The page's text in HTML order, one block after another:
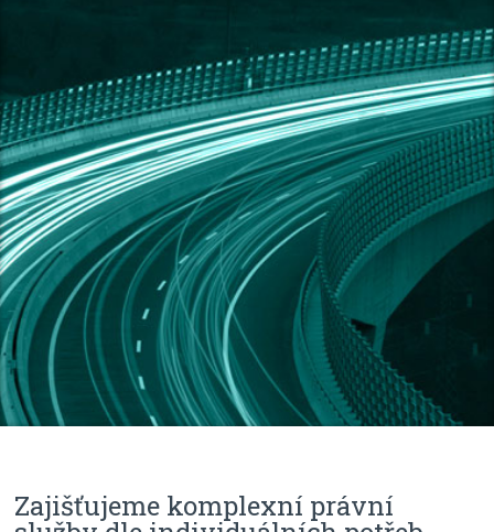
Zajišťujeme komplexní právní